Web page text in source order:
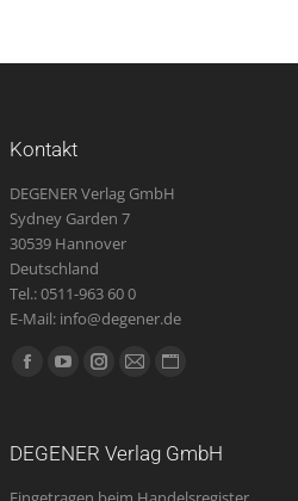
Kontakt
DEGENER Verlag GmbH
Sydney Garden 7
30539 Hannover
Deutschland
Tel.: 0511-963 60 0
E-Mail: info@degener.de
Finden Sie uns auf:
FacebookYouTubeInstagram
E-
opens
Website
DEGENER Verlag GmbH